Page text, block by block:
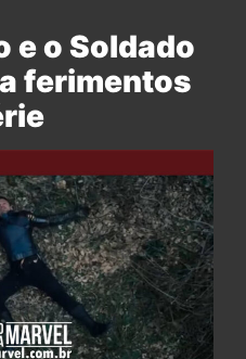
e o Soldado
ferimentos